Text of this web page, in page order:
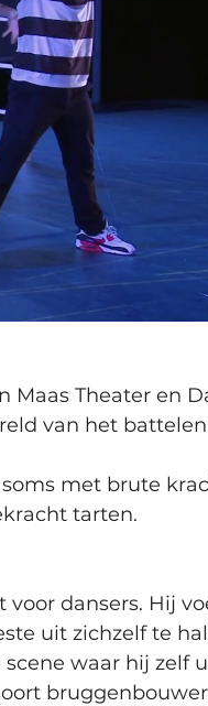
Maas Theater en
van het
met brute
tarten.
voor dansers. Hij
uit zichzelf te
waar hij zelf